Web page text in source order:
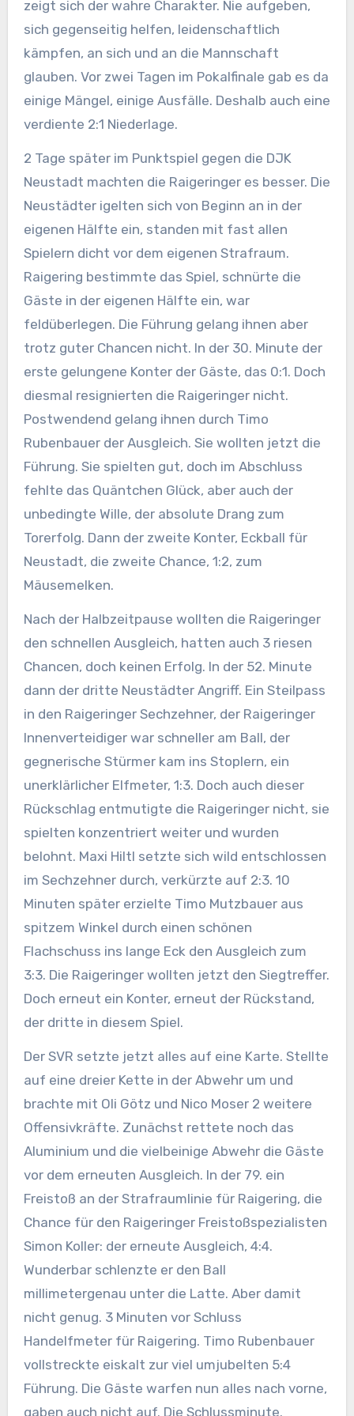
zeigt sich der wahre Charakter. Nie aufgeben,
sich gegenseitig helfen, leidenschaftlich
kämpfen, an sich und an die Mannschaft
glauben. Vor zwei Tagen im Pokalfinale gab es da
einige Mängel, einige Ausfälle. Deshalb auch eine
verdiente 2:1 Niederlage.
2 Tage später im Punktspiel gegen die DJK
Neustadt machten die Raigeringer es besser. Die
Neustädter igelten sich von Beginn an in der
eigenen Hälfte ein, standen mit fast allen
Spielern dicht vor dem eigenen Strafraum.
Raigering bestimmte das Spiel, schnürte die
Gäste in der eigenen Hälfte ein, war
feldüberlegen. Die Führung gelang ihnen aber
trotz guter Chancen nicht. In der 30. Minute der
erste gelungene Konter der Gäste, das 0:1. Doch
diesmal resignierten die Raigeringer nicht.
Postwendend gelang ihnen durch Timo
Rubenbauer der Ausgleich. Sie wollten jetzt die
Führung. Sie spielten gut, doch im Abschluss
fehlte das Quäntchen Glück, aber auch der
unbedingte Wille, der absolute Drang zum
Torerfolg. Dann der zweite Konter, Eckball für
Neustadt, die zweite Chance, 1:2, zum
Mäusemelken.
Nach der Halbzeitpause wollten die Raigeringer
den schnellen Ausgleich, hatten auch 3 riesen
Chancen, doch keinen Erfolg. In der 52. Minute
dann der dritte Neustädter Angriff. Ein Steilpass
in den Raigeringer Sechzehner, der Raigeringer
Innenverteidiger war schneller am Ball, der
gegnerische Stürmer kam ins Stoplern, ein
unerklärlicher Elfmeter, 1:3. Doch auch dieser
Rückschlag entmutigte die Raigeringer nicht, sie
spielten konzentriert weiter und wurden
belohnt. Maxi Hiltl setzte sich wild entschlossen
im Sechzehner durch, verkürzte auf 2:3. 10
Minuten später erzielte Timo Mutzbauer aus
spitzem Winkel durch einen schönen
Flachschuss ins lange Eck den Ausgleich zum
3:3. Die Raigeringer wollten jetzt den Siegtreffer.
Doch erneut ein Konter, erneut der Rückstand,
der dritte in diesem Spiel.
Der SVR setzte jetzt alles auf eine Karte. Stellte
auf eine dreier Kette in der Abwehr um und
brachte mit Oli Götz und Nico Moser 2 weitere
Offensivkräfte. Zunächst rettete noch das
Aluminium und die vielbeinige Abwehr die Gäste
vor dem erneuten Ausgleich. In der 79. ein
Freistoß an der Strafraumlinie für Raigering, die
Chance für den Raigeringer Freistoßspezialisten
Simon Koller: der erneute Ausgleich, 4:4.
Wunderbar schlenzte er den Ball
millimetergenau unter die Latte. Aber damit
nicht genug. 3 Minuten vor Schluss
Handelfmeter für Raigering. Timo Rubenbauer
vollstreckte eiskalt zur viel umjubelten 5:4
Führung. Die Gäste warfen nun alles nach vorne,
gaben auch nicht auf. Die Schlussminute.